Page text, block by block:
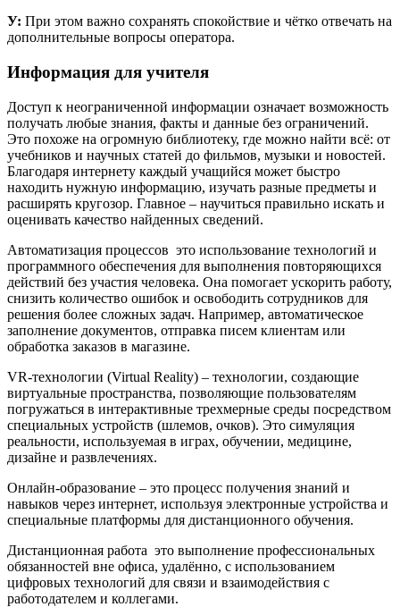
У: При этом важно сохранять спокойствие и чётко отвечать на
дополнительные вопросы оператора.
Информация для учителя
Доступ к неограниченной информации означает возможность
получать любые знания, факты и данные без ограничений.
Это похоже на огромную библиотеку, где можно найти всё: от
учебников и научных статей до фильмов, музыки и новостей.
Благодаря интернету каждый учащийся может быстро
находить нужную информацию, изучать разные предметы и
расширять кругозор. Главное – научиться правильно искать и
оценивать качество найденных сведений.
Автоматизация процессов ­ это использование технологий и
программного обеспечения для выполнения повторяющихся
действий без участия человека. Она помогает ускорить работу,
снизить количество ошибок и освободить сотрудников для
решения более сложных задач. Например, автоматическое
заполнение документов, отправка писем клиентам или
обработка заказов в магазине.
VR-технологии (Virtual Reality) – технологии, создающие
виртуальные пространства, позволяющие пользователям
погружаться в интерактивные трехмерные среды посредством
специальных устройств (шлемов, очков). Это симуляция
реальности, используемая в играх, обучении, медицине,
дизайне и развлечениях.
Онлайн-образование – это процесс получения знаний и
навыков через интернет, используя электронные устройства и
специальные платформы для дистанционного обучения.
Дистанционная работа ­ это выполнение профессиональных
обязанностей вне офиса, удалённо, с использованием
цифровых технологий для связи и взаимодействия с
работодателем и коллегами.